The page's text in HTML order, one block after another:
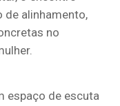
alinhamento,
no
espaço de escuta